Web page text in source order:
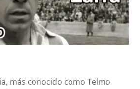
más conocido como Telmo